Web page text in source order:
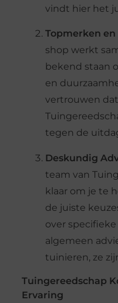
vindt hier het
Topmerken
shop werkt
bekend staan
en
vertrouwen
tegen de
Deskundig
team van
klaar om je te
de juiste
over
algemeen
tuinieren, ze
Tuingereedschap
Ervaring